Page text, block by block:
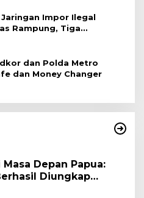
Impor Ilegal
Rampung, Tiga
P-21 dan Satu Buron
dan Polda Metro
dan Money Changer
Depan Papua:
Diungkap